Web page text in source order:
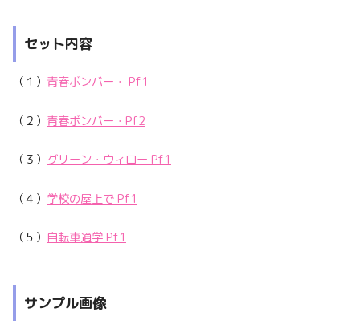
セット内容
（１） 青春ボンバー・ Pf1
（２） 青春ボンバー・Pf2
（３） グリーン・ウィロー Pf1
（４） 学校の屋上で Pf1
（５） 自転車通学 Pf1
サンプル画像